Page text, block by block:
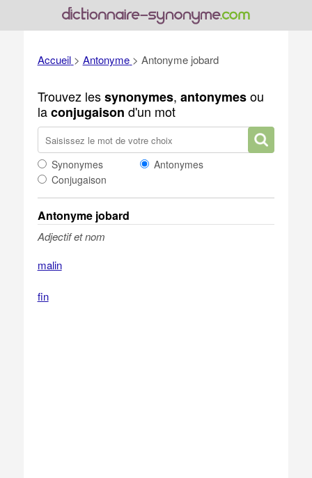
Accueil > Antonyme > Antonyme jobard
Trouvez lessynonymes, antonymesou
laconjugaison d'un mot
Synonymes
Antonymes
Conjugaison
Antonyme jobard
Adjectif et nom
malin
fin